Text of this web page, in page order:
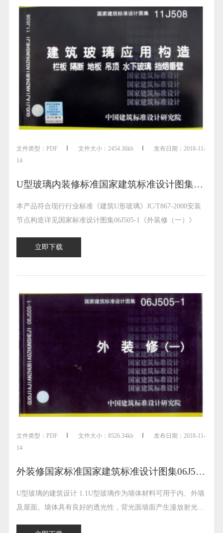
文件类型： PDF 文件大小： 2454.36kb 发布日期： 2018-11-
14
U型玻璃内装修标准国家建筑标准设计图集11j508
本产品符合现行行业标准《建筑U形玻璃》JC/T867-2000安装
节点构造详见国家标准设计图集06J505-1《外装修（一）》
立即下载
文件类型： PDF 文件大小： 8526.34kb 发布日期： 2018-11-
14
外装修国家标准国家建筑标准设计图集06J505-1
U型玻璃的建筑设计 1.1U型玻璃作为墙体材料可用于内、外墙
及屋面。墙体具有良好的透光性，背光面墙面产生漫放射光